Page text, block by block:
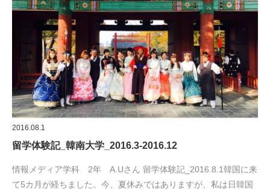
2016.08.1
留学体験記_韓南大学_2016.3-2016.12
情報メディア学科 2年 A.Uさん 留学体験記_2016.8.1韓国に来
て5カ月が経ちました。今、夏休みではありますが、私は日韓国